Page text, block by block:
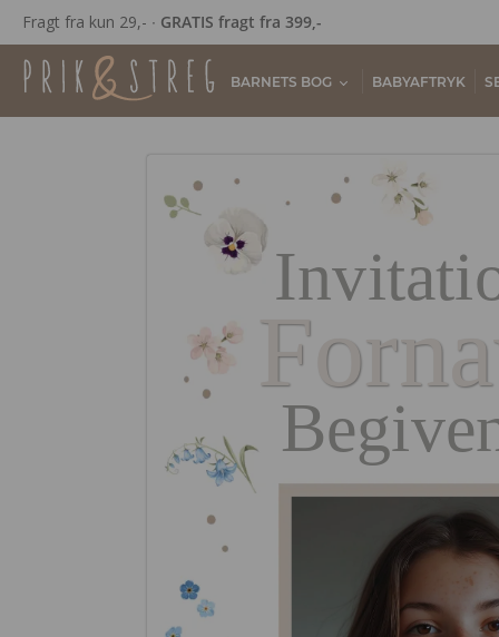
Fragt fra kun 29,- ∙ GRATIS fragt fra 399,-
BARNETS BOG BABYAFTRYK